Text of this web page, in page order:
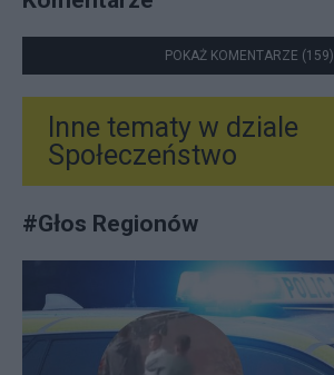
POKAŻ KOMENTARZE (159)
Inne tematy w dziale
Społeczeństwo
#Głos Regionów